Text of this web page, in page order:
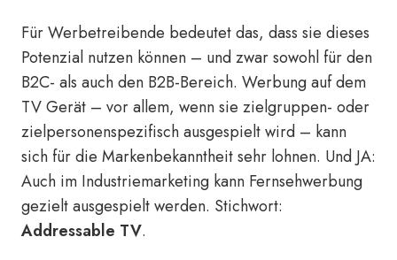
Für Werbetreibende bedeutet das, dass sie dieses
Potenzial nutzen können – und zwar sowohl für den
B2C- als auch den B2B-Bereich. Werbung auf dem
TV Gerät – vor allem, wenn sie zielgruppen- oder
zielpersonenspezifisch ausgespielt wird – kann
sich für die Markenbekanntheit sehr lohnen. Und JA:
Auch im Industriemarketing kann Fernsehwerbung
gezielt ausgespielt werden. Stichwort:
Addressable TV.